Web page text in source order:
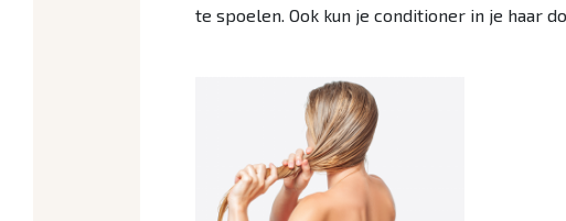
te spoelen. Ook kun je conditioner in je haar